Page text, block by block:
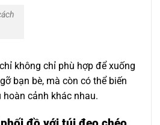
không chỉ phù hợp để xuống
bạn bè, mà còn có thể biến
cảnh khác nhau.